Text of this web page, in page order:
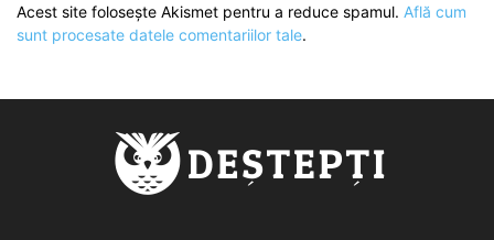
Acest site folosește Akismet pentru a reduce spamul. Află cum
sunt procesate datele comentariilor tale.